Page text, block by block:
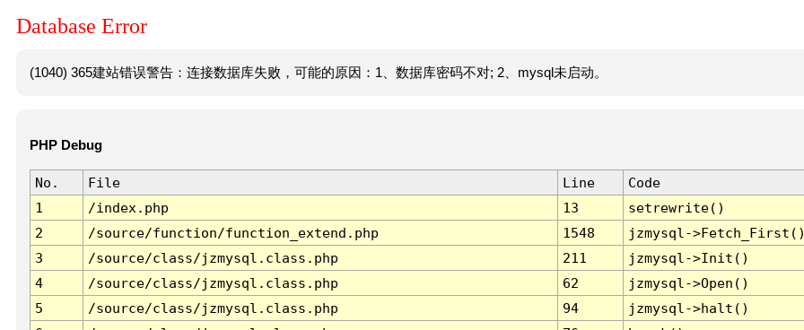
Database Error
(1040) 365建站错误警告：连接数据库失败，可能的原因：1、数据库密码不对; 2、mysql未启动。
PHP Debug
No. File Line
Code
1
/index.php 13
setrewrite()
2
/source/function/function_extend.php 1548
jzmysql-
3
/source/class/jzmysql.class.php 211
jzmysql->Init()
4
/source/class/jzmysql.class.php 62
jzmysql->Open()
5
/source/class/jzmysql.class.php 94
jzmysql->halt()